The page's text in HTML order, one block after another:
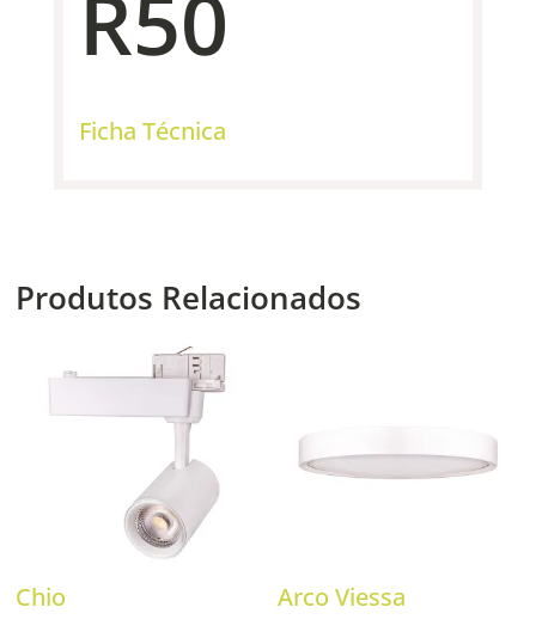
Ficha Técnica
Produtos Relacionados
Chio Arco Viessa